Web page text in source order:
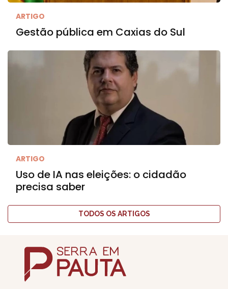
ARTIGO
Gestão pública em Caxias do Sul
ARTIGO
Uso de IA nas eleições: o cidadão
precisa saber
TODOS OS ARTIGOS